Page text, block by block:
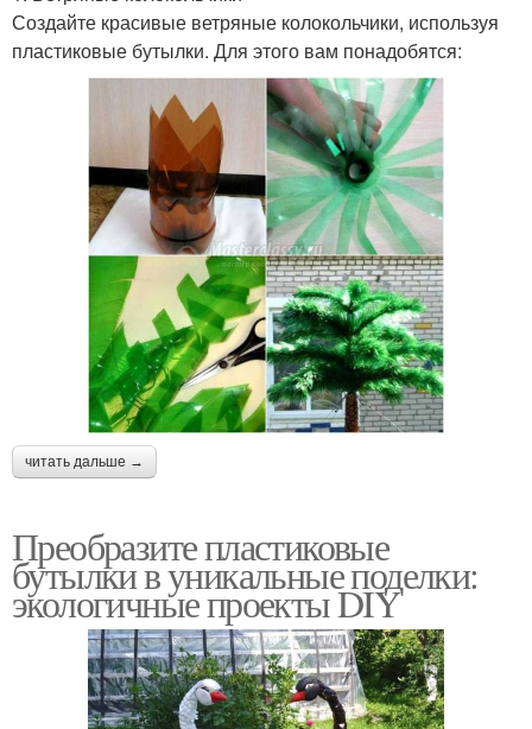
Создайте красивые ветряные колокольчики, используя
пластиковые бутылки. Для этого вам понадобятся:
читать дальше →
Преобразите пластиковые
бутылки в уникальные поделки:
экологичные проекты DIY